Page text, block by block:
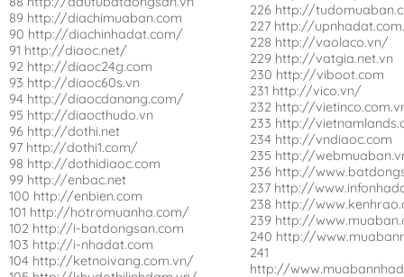
89 http://diachimuaban.com
90 http://diachinhadat.com/
91 http://diaoc.net/
92 http://diaoc24g.com
93 http://diaoc60s.vn
94 http://diaocdanang.com/
95 http://diaocthudo.vn
96 http://dothi.net
97 http://dothi1.com/
98 http://dothidiaoc.com
99 http://enbac.net
100 http://enbien.com
101 http://hotromuanha.com/
102 http://i-batdongsan.com
103 http://i-nhadat.com
104 http://ketnoivang.com.vn/
226 http://
227 http://
228 http://vaolaco.vn/
229 http://vatgia.net.vn
230 http://viboot.com
231 http://vico.vn/
232 http://
233 http://
234 http://vndiaoc.com
235 http://
236 http://
237 http://
238 http://
239 http://
240 http://
241
http://